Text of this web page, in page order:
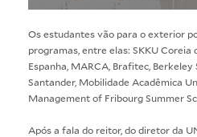
Os estudantes vão para o exterior
programas, entre elas: SKKU Coreia
Espanha, MARCA, Brafitec, Berkeley
Santander, Mobilidade Acadêmica
Management of Fribourg Summer
Após a fala do reitor, do diretor da